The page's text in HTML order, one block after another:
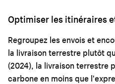
Optimiser les itinéraires
Regroupez les envois et
la livraison terrestre plutôt
(2024), la livraison terrestre
carbone en moins que